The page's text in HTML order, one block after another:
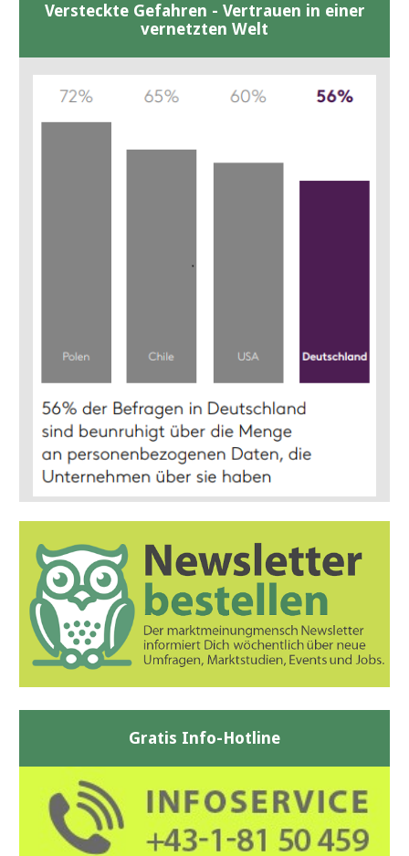
Versteckte Gefahren - Vertrauen in einer
vernetzten Welt
Gratis Info-Hotline